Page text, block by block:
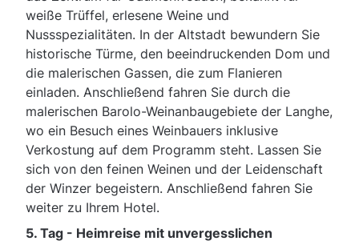
weiße Trüffel, erlesene Weine und
Nussspezialitäten. In der Altstadt bewundern Sie
historische Türme, den beeindruckenden Dom und
die malerischen Gassen, die zum Flanieren
einladen. Anschließend fahren Sie durch die
malerischen Barolo-Weinanbaugebiete der Langhe,
wo ein Besuch eines Weinbauers inklusive
Verkostung auf dem Programm steht. Lassen Sie
sich von den feinen Weinen und der Leidenschaft
der Winzer begeistern. Anschließend fahren Sie
weiter zu Ihrem Hotel.
5. Tag - Heimreise mit unvergesslichen